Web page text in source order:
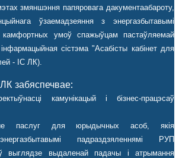
змяншэння папяровага дакументаабароту,
ўзаемадзеяння з энергазбытавымі
камфортных умоў спажыўцам пастаўляемай
інфармацыйная сістэма "Асабісты кабінет для
- ІС ЛК).
забяспечвае:
камунікацый і бізнес-працэсаў
паслуг для юрыдычных асоб, якія
падраздзяленнямі РУП
выглядзе выдаленай падачы і атрымання